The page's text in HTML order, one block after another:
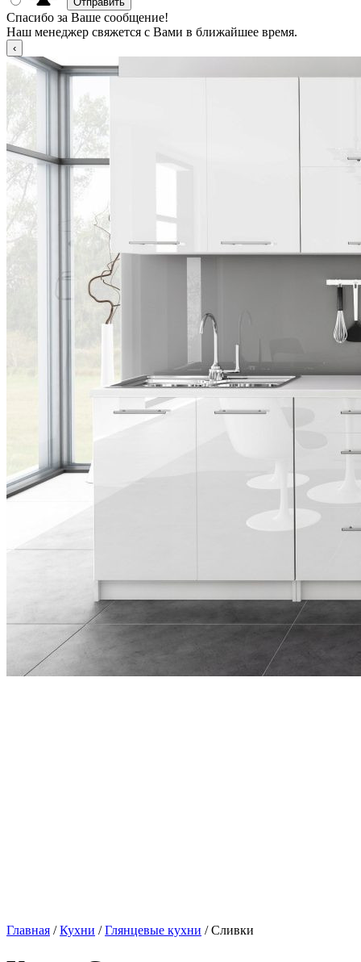
Спасибо за Ваше сообщение!
Наш менеджер свяжется с Вами в ближайшее время.
Главная /Кухни /Глянцевые кухни / Сливки